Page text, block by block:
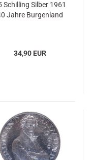
Schilling Silber 1961
Jahre Burgenland
34,90 EUR